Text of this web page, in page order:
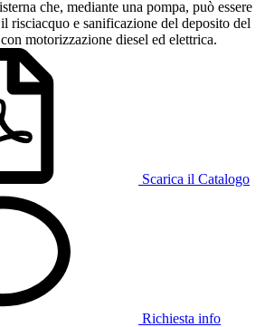
che, mediante una pompa, può essere
risciacquo e sanificazione del deposito del
motorizzazione diesel ed elettrica.
Scarica il Catalogo
Richiesta info